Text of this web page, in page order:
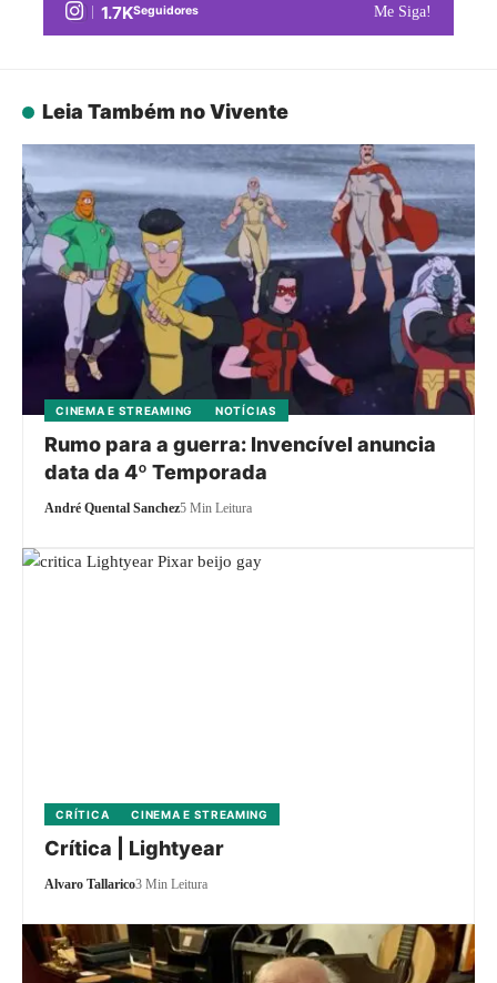
1.7KSeguidores Me Siga!
Leia Também no Vivente
CINEMA E STREAMING NOTÍCIAS
Rumo para a guerra: Invencível anuncia
data da 4º Temporada
André Quental Sanchez5 Min Leitura
CRÍTICA CINEMA E STREAMING
Crítica | Lightyear
Alvaro Tallarico3 Min Leitura